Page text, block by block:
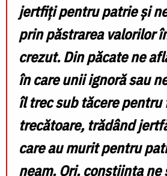
jertfiți pentru patrie și
prin păstrarea valorilor
crezut. Din păcate ne
în care unii ignoră sau
îl trec sub tăcere pentru
trecătoare, trădând
care au murit pentru
neam. Ori, conștiința ne